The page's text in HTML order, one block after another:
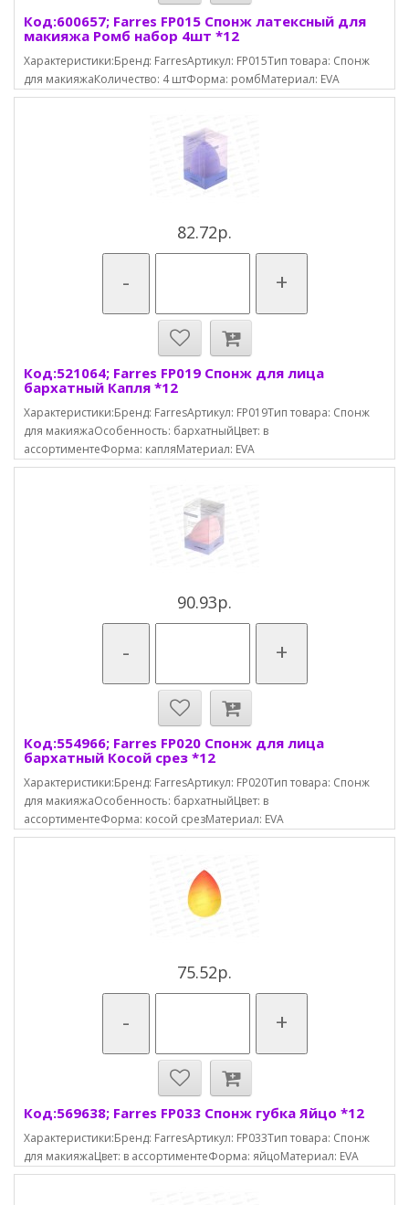
Код:600657; Farres FP015 Спонж латексный для
макияжа Ромб набор 4шт *12
Характеристики:Бренд: FarresАртикул: FP015Тип товара: Спонж
для макияжаКоличество: 4 штФорма: ромбМатериал: EVA
82.72р.
- +
Код:521064; Farres FP019 Спонж для лица
бархатный Капля *12
Характеристики:Бренд: FarresАртикул: FP019Тип товара: Спонж
для макияжаОсобенность: бархатныйЦвет: в
ассортиментеФорма: капляМатериал: EVA
90.93р.
- +
Код:554966; Farres FP020 Спонж для лица
бархатный Косой срез *12
Характеристики:Бренд: FarresАртикул: FP020Тип товара: Спонж
для макияжаОсобенность: бархатныйЦвет: в
ассортиментеФорма: косой срезМатериал: EVA
75.52р.
- +
Код:569638; Farres FP033 Спонж губка Яйцо *12
Характеристики:Бренд: FarresАртикул: FP033Тип товара: Спонж
для макияжаЦвет: в ассортиментеФорма: яйцоМатериал: EVA